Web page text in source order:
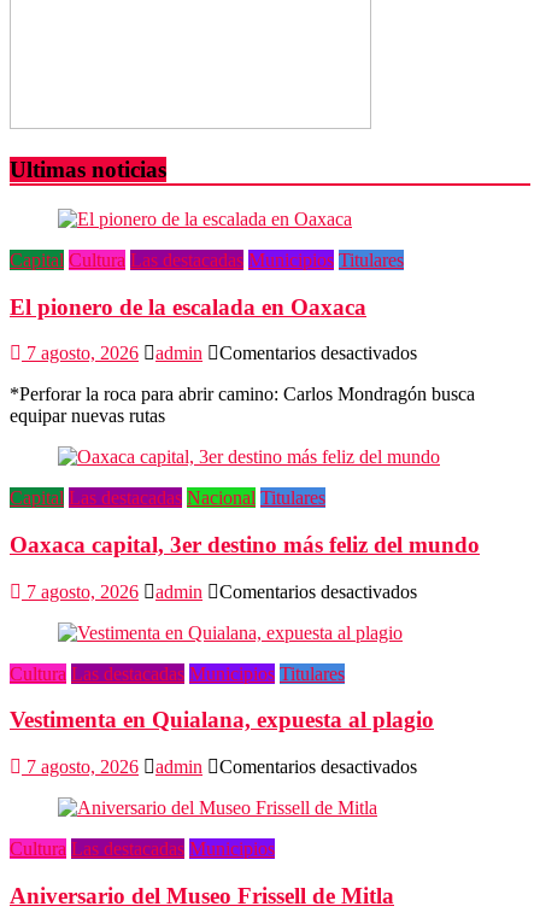
Ultimas noticias
Capital Cultura Las destacadas Municipios Titulares
El pionero de la escalada en Oaxaca
7 agosto, 2026 admin Comentarios desactivadosen
pionero
escalada
*Perforar la roca para abrir camino: Carlos Mondragón busca
equipar nuevas rutas
Capital Las destacadas Nacional Titulares
Oaxaca capital, 3er destino más feliz del mundo
7 agosto, 2026 admin Comentarios desactivadosen
feliz
mundo
Cultura Las destacadas Municipios Titulares
Vestimenta en Quialana, expuesta al plagio
7 agosto, 2026 admin Comentarios desactivadosen
Cultura Las destacadas Municipios
Aniversario del Museo Frissell de Mitla